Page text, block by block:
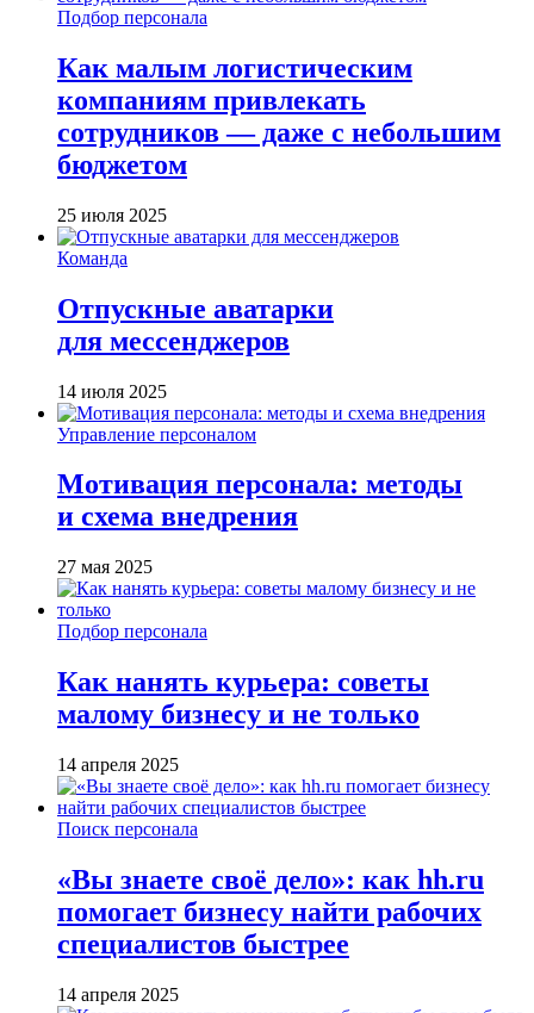
Подбор персонала
Как малым логистическим
компаниям привлекать
сотрудников — даже с небольшим
бюджетом
25 июля 2025
Команда
Отпускные аватарки
для мессенджеров
14 июля 2025
Управление персоналом
Мотивация персонала: методы
и схема внедрения
27 мая 2025
Подбор персонала
Как нанять курьера: советы
малому бизнесу и не только
14 апреля 2025
Поиск персонала
«Вы знаете своё дело»: как hh.ru
помогает бизнесу найти рабочих
специалистов быстрее
14 апреля 2025